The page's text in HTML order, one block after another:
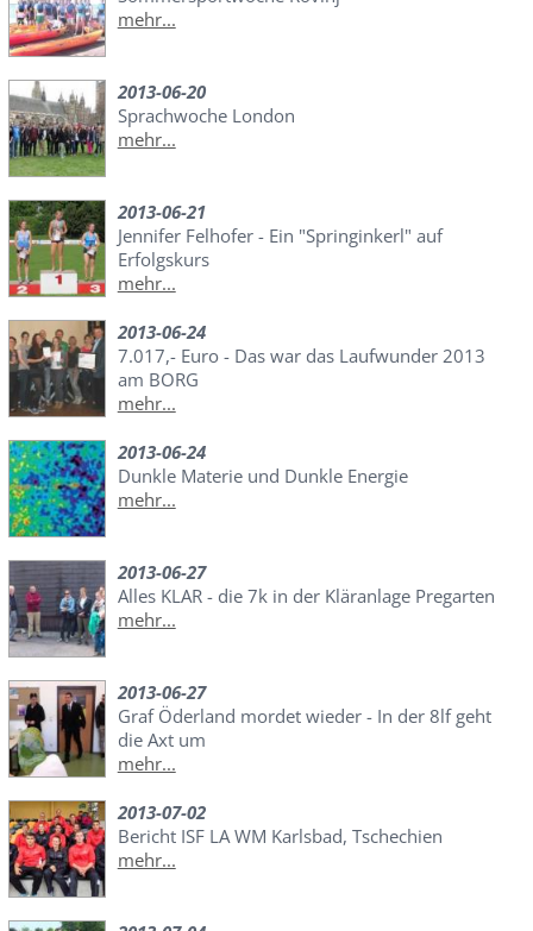
mehr...
2013-06-20
Sprachwoche London
mehr...
2013-06-21
Jennifer Felhofer - Ein "Springinkerl" auf
Erfolgskurs
mehr...
2013-06-24
7.017,- Euro - Das war das Laufwunder 2013
am BORG
mehr...
2013-06-24
Dunkle Materie und Dunkle Energie
mehr...
2013-06-27
Alles KLAR - die 7k in der Kläranlage Pregarten
mehr...
2013-06-27
Graf Öderland mordet wieder - In der 8lf geht
die Axt um
mehr...
2013-07-02
Bericht ISF LA WM Karlsbad, Tschechien
mehr...